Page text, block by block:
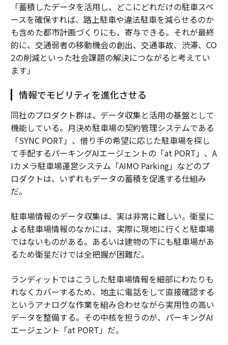
「蓄積したデータを活用し、どこにどれだけの駐車スペ
ースを確保すれば、路上駐車や違法駐車を減らせるのか
も含めた都市計画づくりにも、寄与できる。それが最終
的に、交通弱者の移動機会の創出、交通事故、渋滞、CO
2の削減といった社会課題の解決につながると考えてい
ます」
情報でモビリティを進化させる
同社のプロダクト群は、データ収集と活用の基盤として
機能している。月決め駐車場の契約管理システムである
「SYNC PORT」、借り手の希望に応じた駐車場を探し
て手配するパーキングAIエージェントの「at PORT」、A
Iカメラ駐車場運営システム「AIMO Parking」などのプ
ロダクトは、いずれもデータの蓄積を促進する仕組み
だ。
駐車場情報のデータ収集は、実は非常に難しい。衛星に
よる駐車場情報のなかには、実際に現地に行くと駐車場
ではないものがある。あるいは建物の下にも駐車場があ
るため衛星だけでは全把握が困難だ。
ランディットではこうした駐車場情報を細部にわたりも
れなくカバーするため、地主に電話をして直接確認する
というアナログな作業を組み合わせながら実用性の高い
データを整備する。その中核を担うのが、パーキングAI
エージェント「at PORT」だ。